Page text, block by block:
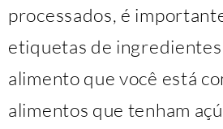
processados, é
etiquetas de
alimento que você está
alimentos que tenham